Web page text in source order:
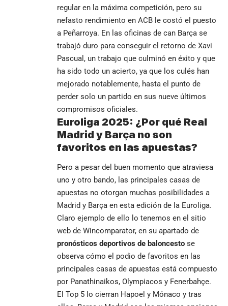
regular en la máxima competición, pero su
nefasto rendimiento en ACB le costó el puesto
a Peñarroya. En las oficinas de can Barça se
trabajó duro para conseguir el retorno de Xavi
Pascual, un trabajo que culminó en éxito y que
ha sido todo un acierto, ya que los culés han
mejorado notablemente, hasta el punto de
perder solo un partido en sus nueve últimos
compromisos oficiales.
Euroliga 2025: ¿Por qué Real
Madrid y Barça no son
favoritos en las apuestas?
Pero a pesar del buen momento que atraviesa
uno y otro bando, las principales casas de
apuestas no otorgan muchas posibilidades a
Madrid y Barça en esta edición de la Euroliga.
Claro ejemplo de ello lo tenemos en el sitio
web de Wincomparator, en su apartado de
pronósticos deportivos de baloncesto se
observa cómo el podio de favoritos en las
principales casas de apuestas está compuesto
por Panathinaikos, Olympiacos y Fenerbahçe.
El Top 5 lo cierran Hapoel y Mónaco y tras